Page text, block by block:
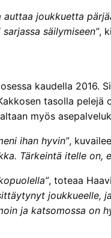
joukkuetta
säilymiseen”,
kaudella
tasolla
myös
ihan hyvin”,
Tärkeintä itelle on,
, toteaa
ja katsomossa on